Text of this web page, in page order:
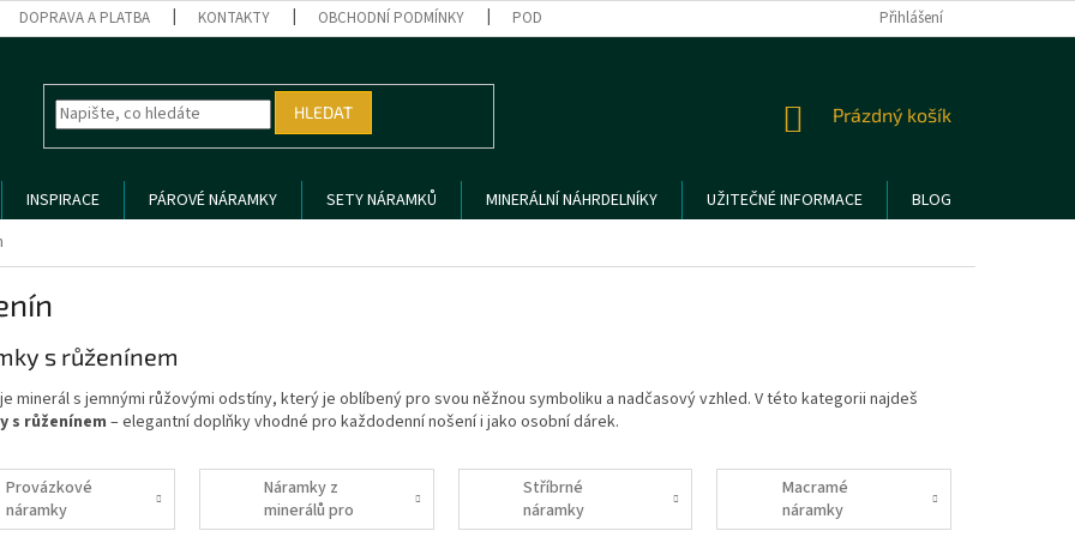
DOPRAVA A PLATBA KONTAKTY OBCHODNÍ PODMÍNKY PODMÍNKY OCHRANY OSOBNÍCH ÚDAJŮ REKLAMACE A VRÁCENÍ ZBOŽÍ
Přihlášení
HLEDAT
NÁKUPNÍ
Prázdný košík
INSPIRACE PÁROVÉ NÁRAMKY SETY NÁRAMKŮ MINERÁLNÍ NÁHRDELNÍKY UŽITEČNÉ INFORMACE
BLOG
s růženínem
minerál s jemnými růžovými odstíny, který je oblíbený pro svou něžnou symboliku a nadčasový vzhled. V této kategorii najdeš
s růženínem – elegantní doplňky vhodné pro každodenní nošení i jako osobní dárek.
Provázkové
náramky
Náramky z
minerálů pro
Stříbrné
náramky
Macramé
náramky